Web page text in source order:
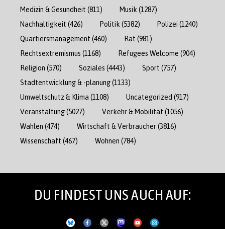
Medizin & Gesundheit (811) Musik (1287)
Nachhaltigkeit (426) Politik (5382) Polizei (1240)
Quartiersmanagement (460) Rat (981)
Rechtsextremismus (1168) Refugees Welcome (904)
Religion (570) Soziales (4443) Sport (757)
Stadtentwicklung & -planung(1133)
Umweltschutz & Klima (1108) Uncategorized (917)
Veranstaltung(5027) Verkehr & Mobilität (1056)
Wahlen (474) Wirtschaft & Verbraucher(3816)
Wissenschaft (467) Wohnen (784)
DU FINDEST UNS AUCH AUF: